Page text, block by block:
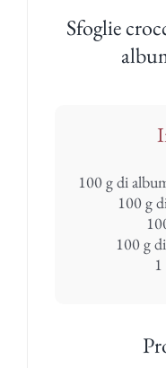
Sfoglie
100 g di
100 g
100 g